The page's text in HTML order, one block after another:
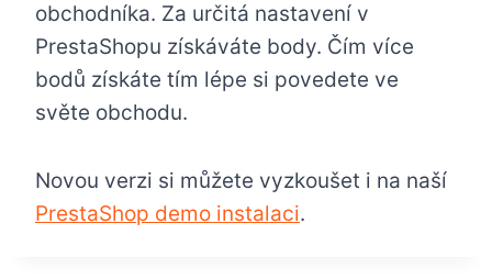
obchodníka. Za určitá nastavení v
PrestaShopu získáváte body. Čím více
bodů získáte tím lépe si povedete ve
světe obchodu.
Novou verzi si můžete vyzkoušet i na naší
PrestaShop demo instalaci.